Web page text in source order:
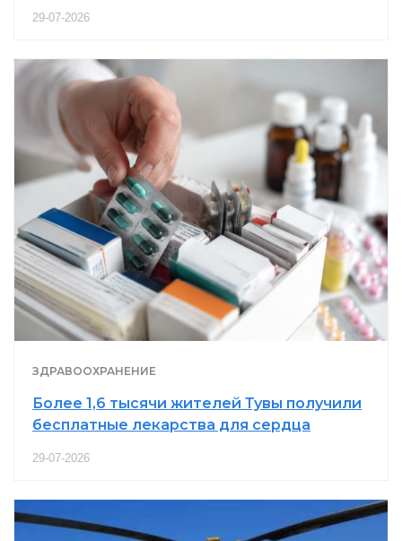
29-07-2026
ЗДРАВООХРАНЕНИЕ
Более 1,6 тысячи жителей Тувы получили
бесплатные лекарства для сердца
29-07-2026